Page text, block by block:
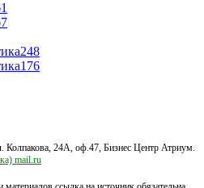
248
176
24А, оф.47, Бизнес Центр Атриум.
mail.ru